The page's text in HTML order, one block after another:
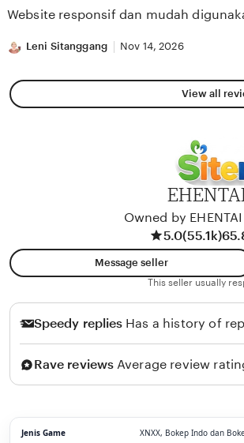
5
Website responsif dan mudah
Leni Sitanggang Nov 14, 2026
View all
Owned by
5.0(55.1k)
Message seller
This seller usually
Speedy replies Has a history of
Rave reviews Average review
Jenis Game XNXX, Bokep Indo dan